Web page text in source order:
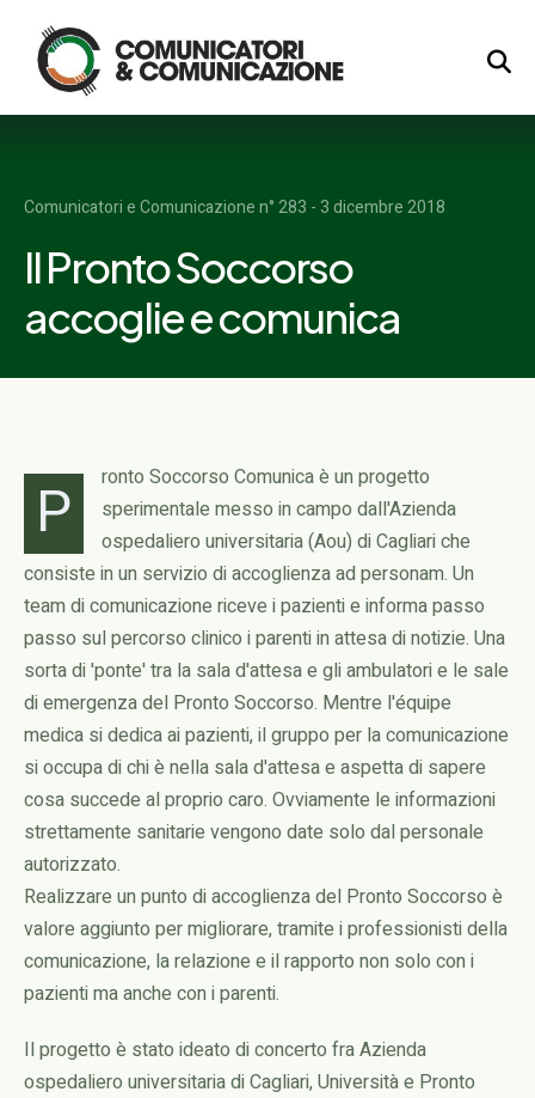
Logo
Comunicatori e Comunicazione n° 283 - 3 dicembre 2018
Il Pronto Soccorso
accoglie e comunica
P
ronto Soccorso Comunica è un progetto
sperimentale messo in campo dall'Azienda
ospedaliero universitaria (Aou) di Cagliari che
consiste in un servizio di accoglienza ad personam. Un
team di comunicazione riceve i pazienti e informa passo
passo sul percorso clinico i parenti in attesa di notizie. Una
sorta di 'ponte' tra la sala d'attesa e gli ambulatori e le sale
di emergenza del Pronto Soccorso. Mentre l'équipe
medica si dedica ai pazienti, il gruppo per la comunicazione
si occupa di chi è nella sala d'attesa e aspetta di sapere
cosa succede al proprio caro. Ovviamente le informazioni
strettamente sanitarie vengono date solo dal personale
autorizzato.
Realizzare un punto di accoglienza del Pronto Soccorso è
valore aggiunto per migliorare, tramite i professionisti della
comunicazione, la relazione e il rapporto non solo con i
pazienti ma anche con i parenti.
Il progetto è stato ideato di concerto fra Azienda
ospedaliero universitaria di Cagliari, Università e Pronto